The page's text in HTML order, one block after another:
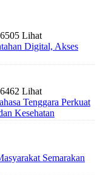
505 Lihat
Digital, Akses
462 Lihat
Tenggara Perkuat
Kesehatan
Semarakan